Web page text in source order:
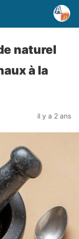
naturel
à la
il y a 2 ans